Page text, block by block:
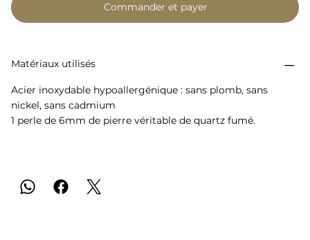
Commander et payer
Matériaux utilisés
Acier inoxydable hypoallergénique : sans plomb, sans
nickel, sans cadmium
1 perle de 6mm de pierre véritable de quartz fumé.